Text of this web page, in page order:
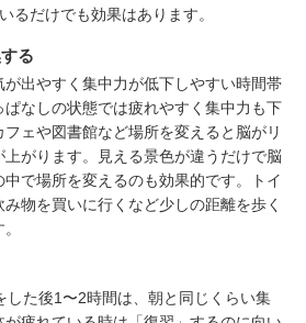
るだけでも効果はあります。
る
出やすく集中力が低下しやすい時間帯
なしの状態では疲れやすく集中力も下
ェや図書館など場所を変えると脳がリ
がります。見える景色が違うだけで脳
で場所を変えるのも効果的です。トイ
物を買いに行くなど少しの距離を歩く
した後1〜2時間は、朝と同じくらい集